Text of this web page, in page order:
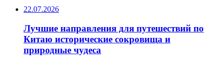
22.07.2026
Лучшие направления для путешествий по
Китаю исторические сокровища и
природные чудеса